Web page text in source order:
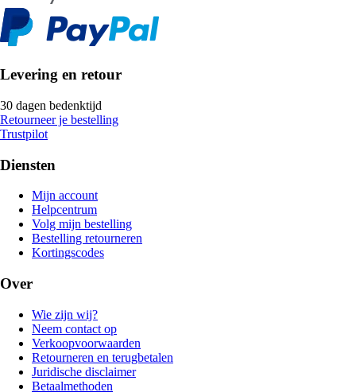
Levering en retour
30 dagen bedenktijd
Retourneer je bestelling
Trustpilot
Diensten
Mijn account
Helpcentrum
Volg mijn bestelling
Bestelling retourneren
Kortingscodes
Over
Wie zijn wij?
Neem contact op
Verkoopvoorwaarden
Retourneren en terugbetalen
Juridische disclaimer
Betaalmethoden